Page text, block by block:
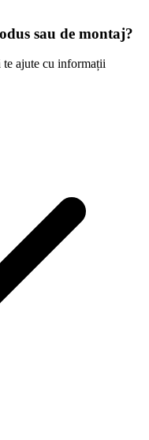
sau de montaj?
te ajute cu informații